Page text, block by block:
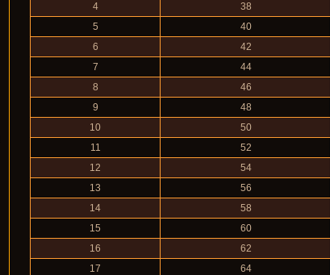
4
38
5
40
6
42
7
44
8
46
9
48
10
50
11
52
12
54
13
56
14
58
15
60
16
62
17
64